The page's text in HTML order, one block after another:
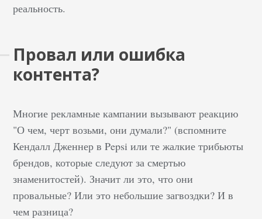
реальность.
Провал или ошибка
контента?
Многие рекламные кампании вызывают реакцию
"О чем, черт возьми, они думали?" (вспомните
Кендалл Дженнер в Pepsi или те жалкие трибьюты
брендов, которые следуют за смертью
знаменитостей). Значит ли это, что они
провальные? Или это небольшие загвоздки? И в
чем разница?